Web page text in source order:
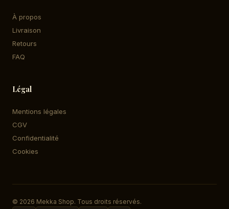
À propos
Livraison
Retours
FAQ
Légal
Mentions légales
CGV
Confidentialité
Cookies
© 2026 Mekka Shop. Tous droits réservés.